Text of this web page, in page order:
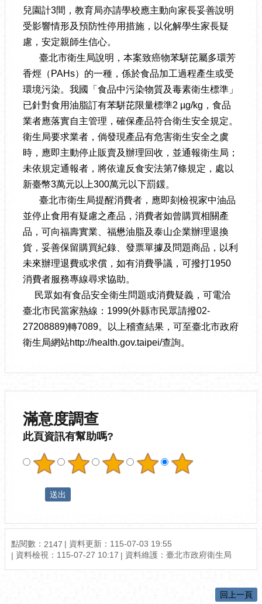
兒園計3間，教育局亦請學校應主動向家長妥善說明
受影響情形及預防性停用措施，以化解學生家長疑
慮，安定親師生信心。
臺北市衛生局說明，本案致癌物苯駢芘屬多環芳
香烴（PAHs）的一種，係於食品加工過程產生或受
環境污染。我國「食品中污染物質及毒素衛生標準」
已針對食用油脂訂有苯駢芘限量標準2 µg/kg，食品
業者應落實自主管理，確保產品符合衛生安全規定。
衛生局要求業者，倘發現產品有危害衛生安全之虞
時，應即主動停止販賣及辦理回收，並通報衛生局；
未依規定通報者，將依違反食安法第7條規定，處以
新臺幣3萬元以上300萬元以下罰鍰。
臺北市衛生局提醒消費者，應即刻檢視家中油品
並停止食用有疑慮之產品，消費者如曾購買相關產
品，可向福壽實業、福懋油脂及泰山企業辦理退換
貨，妥善保留購買紀錄、發票單據及問題商品，以利
未來辦理退費或求償，如有消費爭議，可撥打1950
消費者服務專線尋求協助。
民眾如有食品安全衛生問題或消費疑義，可電洽
臺北市民當家熱線：1999(外縣市民眾請撥02-
27208889)轉7089。以上稽查結果，可至臺北市政府
衛生局網站http://health.gov.taipei/查詢。
滿意度調查
此頁資訊有幫助嗎?
點閱數： 2147
資料更新：115-07-03 19:55
資料檢視：115-07-27 10:17
資料維護：臺北市政府衛生局
回上一頁